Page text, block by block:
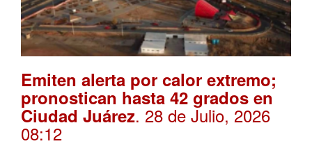
Emiten alerta por calor extremo;
pronostican hasta 42 grados en
Ciudad Juárez. 28 de Julio, 2026
08:12